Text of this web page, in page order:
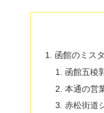
函館のミス
函館五稜
本通の営
赤松街道